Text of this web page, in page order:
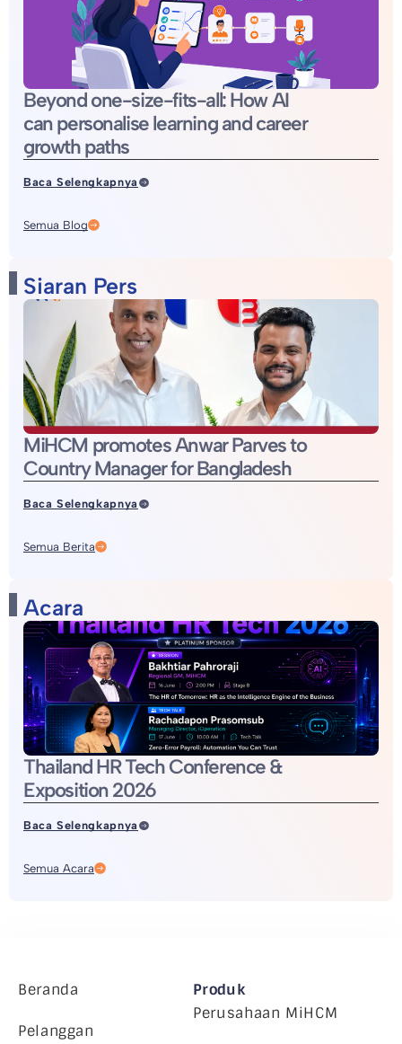
Beyond one-size-fits-all: How AI
can personalise learning and career
growth paths
Baca Selengkapnya
Semua Blog
Siaran Pers
MiHCM promotes Anwar Parves to
Country Manager for Bangladesh
Baca Selengkapnya
Semua Berita
Acara
Thailand HR Tech Conference &
Exposition 2026
Baca Selengkapnya
Semua Acara
Beranda
Pelanggan
Produk
Perusahaan MiHCM